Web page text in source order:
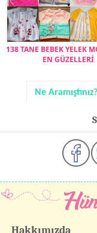
138 TANE BEBEK YELEK
EN GÜZELLERİ
Hakkımızda